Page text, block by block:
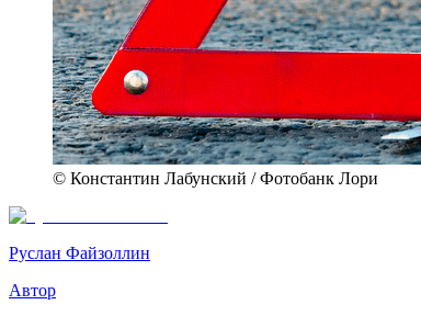
© Константин Лабунский / Фотобанк Лори
Руслан Файзоллин
Автор